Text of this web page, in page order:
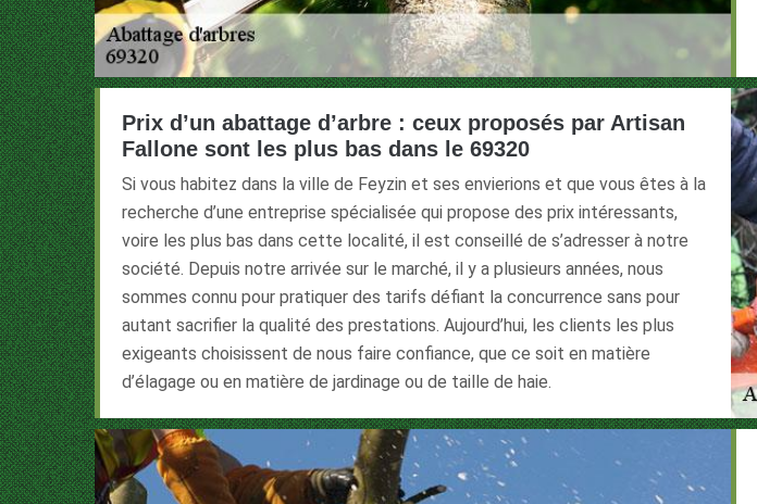
Prix d’un abattage d’arbre : ceux proposés par Artisan
Fallone sont les plus bas dans le 69320
Si vous habitez dans la ville de Feyzin et ses envierions et que vous êtes à la
recherche d’une entreprise spécialisée qui propose des prix intéressants,
voire les plus bas dans cette localité, il est conseillé de s’adresser à notre
société. Depuis notre arrivée sur le marché, il y a plusieurs années, nous
sommes connu pour pratiquer des tarifs défiant la concurrence sans pour
autant sacrifier la qualité des prestations. Aujourd’hui, les clients les plus
exigeants choisissent de nous faire confiance, que ce soit en matière
d’élagage ou en matière de jardinage ou de taille de haie.